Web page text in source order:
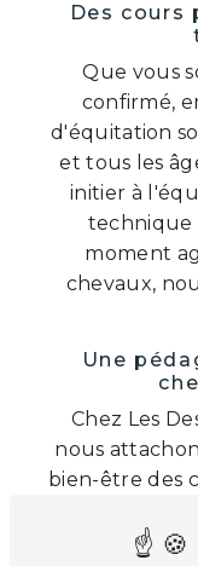
Des cours
Que vous
confirmé,
d'équitation
et tous les
initier à
technique
moment
chevaux,
Une
Chez Les
nous
bien-être des
nature. Nos
sur une